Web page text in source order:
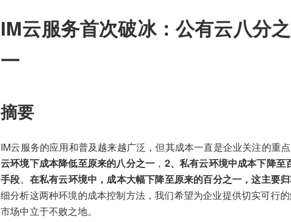
IM云服务首次破冰：公有云八分
一
摘要
IM云服务的应用和普及越来越广泛，但其成本一直是企业关注的重
云环境下成本降低至原来的八分之一 ， 2、私有云环境中成本下降至
手段。 在私有云环境中，成本大幅下降至原来的百分之一，这主要
细分析这两种环境的成本控制方法，我们希望为企业提供切实可行
市场中立于不败之地。